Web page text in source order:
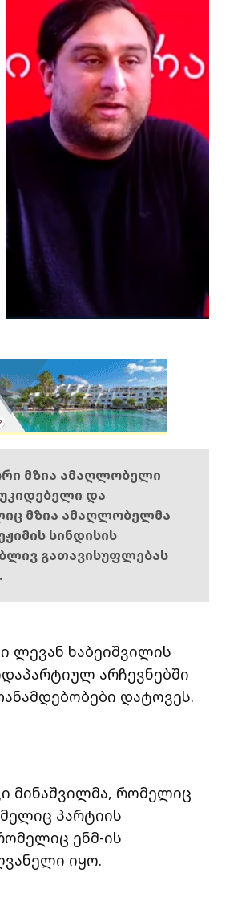
მზია ამაღლობელი
და
მზია ამაღლობელმა
სინდისის
გათავისუფლებას
ლევან ხაბეიშვილის
არჩევნებში
დატოვეს.
მინაშვილმა, რომელიც
პარტიის
ენმ-ის
იყო.